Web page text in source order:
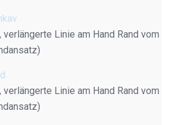
Linie am Hand Rand vom
Linie am Hand Rand vom